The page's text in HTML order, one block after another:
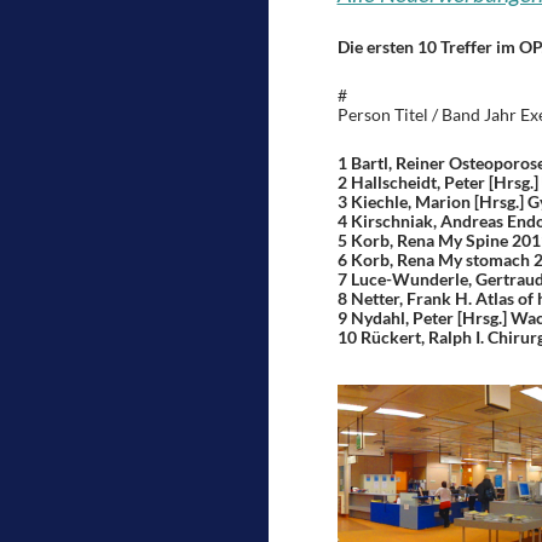
Die ersten 10 Treffer im
#
Person Titel / Band Jahr
1 Bartl, Reiner
2 Hallscheidt, Peter
3 Kiechle, Marion [Hrsg.]
4 Kirschniak, Andreas
5 Korb, Rena My Spine
6 Korb, Rena My stomach
7 Luce-Wunderle,
8 Netter, Frank H. Atlas of
9 Nydahl, Peter [Hrsg.]
10 Rückert, Ralph I.